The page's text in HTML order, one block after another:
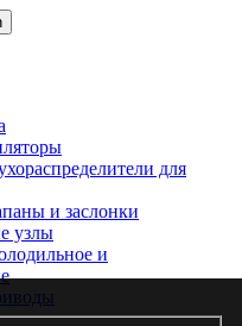
для
и заслонки
узлы
и